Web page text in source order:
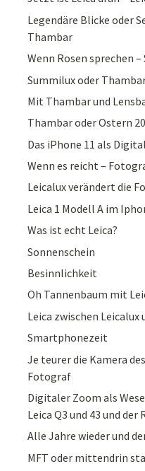
Legendäre Blicke oder
Thambar
Wenn Rosen sprechen
Summilux oder
Mit Thambar und
Thambar oder Ostern
Das iPhone 11 als
Wenn es reicht –
Leicalux verändert die
Leica 1 Modell A im
Was ist echt Leica?
Sonnenschein
Besinnlichkeit
Oh Tannenbaum mit
Leica zwischen Leicalux
Smartphonezeit
Je teurer die Kamera
Fotograf
Digitaler Zoom als
Leica Q3 und 43 und der
Alle Jahre wieder und
MFT oder mittendrin